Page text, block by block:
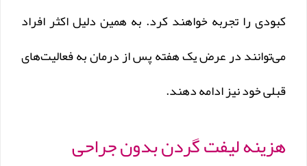
کبودی را تجربه خواهند کرد. به همین دلیل اکثر افراد
می‌توانند در عرض یک هفته پس از درمان به فعالیت‌های
قبلی خود نیز ادامه دهند.
هزینه لیفت گردن بدون جراحی